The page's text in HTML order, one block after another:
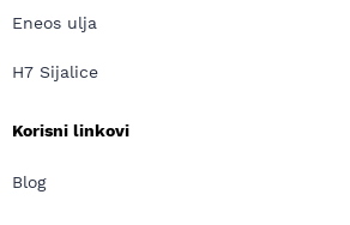
Eneos ulja
H7 Sijalice
Korisni linkovi
Blog